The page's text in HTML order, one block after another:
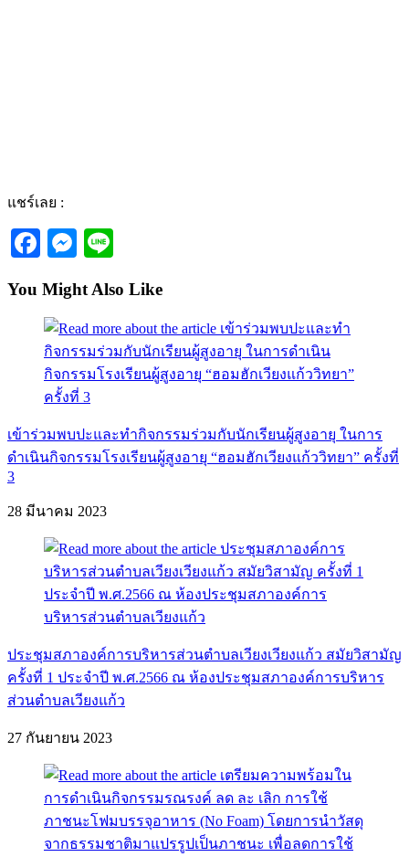
แชร์เลย :
Facebook
Messenger
You Might Also Like
เข้าร่วมพบปะและทำกิจกรรมร่วมกับนักเรียนผู้สูงอายุ ในการ
ดำเนินกิจกรรมโรงเรียนผู้สูงอายุ “ฮอมฮักเวียงแก้ววิทยา” ครั้งที่
3
28 มีนาคม 2023
ประชุมสภาองค์การบริหารส่วนตำบลเวียงเวียงแก้ว สมัยวิสามัญ
ครั้งที่ 1 ประจำปี พ.ศ.2566 ณ ห้องประชุมสภาองค์การบริหาร
ส่วนตำบลเวียงแก้ว
27 กันยายน 2023